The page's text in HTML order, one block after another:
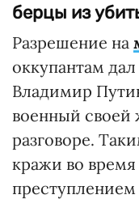
берцы из
Разрешение на
оккупантам
Владимир
военный своей
разговоре.
кражи во
преступлением